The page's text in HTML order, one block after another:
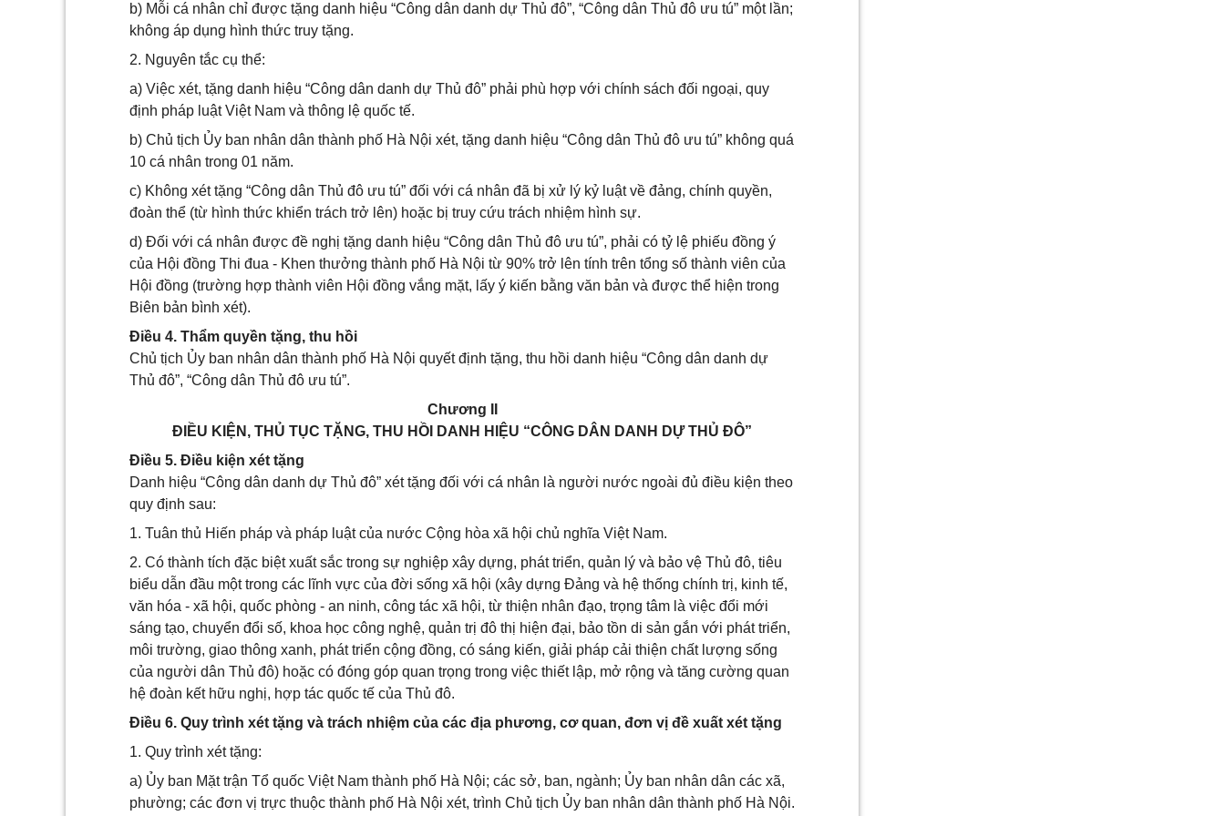
b) Mỗi cá nhân chỉ được tặng danh hiệu “Công dân danh dự Thủ đô”, “Công dân Thủ đô ưu tú” một lần;
không áp dụng hình thức truy tặng.
2. Nguyên tắc cụ thể:
a) Việc xét, tặng danh hiệu “Công dân danh dự Thủ đô” phải phù hợp với chính sách đối ngoại, quy
định pháp luật Việt Nam và thông lệ quốc tế.
b) Chủ tịch Ủy ban nhân dân thành phố Hà Nội xét, tặng danh hiệu “Công dân Thủ đô ưu tú” không quá
10 cá nhân trong 01 năm.
c) Không xét tặng “Công dân Thủ đô ưu tú” đối với cá nhân đã bị xử lý kỷ luật về đảng, chính quyền,
đoàn thể (từ hình thức khiển trách trở lên) hoặc bị truy cứu trách nhiệm hình sự.
d) Đối với cá nhân được đề nghị tặng danh hiệu “Công dân Thủ đô ưu tú”, phải có tỷ lệ phiếu đồng ý
của Hội đồng Thi đua - Khen thưởng thành phố Hà Nội từ 90% trở lên tính trên tổng số thành viên của
Hội đồng (trường hợp thành viên Hội đồng vắng mặt, lấy ý kiến bằng văn bản và được thể hiện trong
Biên bản bình xét).
Điều 4. Thẩm quyền tặng, thu hồi
Chủ tịch Ủy ban nhân dân thành phố Hà Nội quyết định tặng, thu hồi danh hiệu “Công dân danh dự
Thủ đô”, “Công dân Thủ đô ưu tú”.
Chương II
ĐIỀU KIỆN, THỦ TỤC TẶNG, THU HỒI DANH HIỆU “CÔNG DÂN DANH DỰ THỦ ĐÔ”
Điều 5. Điều kiện xét tặng
Danh hiệu “Công dân danh dự Thủ đô” xét tặng đối với cá nhân là người nước ngoài đủ điều kiện theo
quy định sau:
1. Tuân thủ Hiến pháp và pháp luật của nước Cộng hòa xã hội chủ nghĩa Việt Nam.
2. Có thành tích đặc biệt xuất sắc trong sự nghiệp xây dựng, phát triển, quản lý và bảo vệ Thủ đô, tiêu
biểu dẫn đầu một trong các lĩnh vực của đời sống xã hội (xây dựng Đảng và hệ thống chính trị, kinh tế,
văn hóa - xã hội, quốc phòng - an ninh, công tác xã hội, từ thiện nhân đạo, trọng tâm là việc đổi mới
sáng tạo, chuyển đổi số, khoa học công nghệ, quản trị đô thị hiện đại, bảo tồn di sản gắn với phát triển,
môi trường, giao thông xanh, phát triển cộng đồng, có sáng kiến, giải pháp cải thiện chất lượng sống
của người dân Thủ đô) hoặc có đóng góp quan trọng trong việc thiết lập, mở rộng và tăng cường quan
hệ đoàn kết hữu nghị, hợp tác quốc tế của Thủ đô.
Điều 6. Quy trình xét tặng và trách nhiệm của các địa phương, cơ quan, đơn vị đề xuất xét tặng
1. Quy trình xét tặng:
a) Ủy ban Mặt trận Tổ quốc Việt Nam thành phố Hà Nội; các sở, ban, ngành; Ủy ban nhân dân các xã,
phường; các đơn vị trực thuộc thành phố Hà Nội xét, trình Chủ tịch Ủy ban nhân dân thành phố Hà Nội.